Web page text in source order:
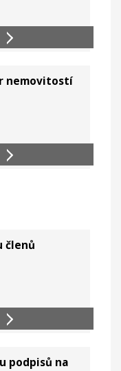
nemovitostí
členů
podpisů na